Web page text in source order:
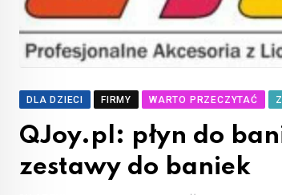
DLA DZIECI FIRMY WARTO PRZECZYTAĆ
QJoy.pl: płyn do
zestawy do baniek